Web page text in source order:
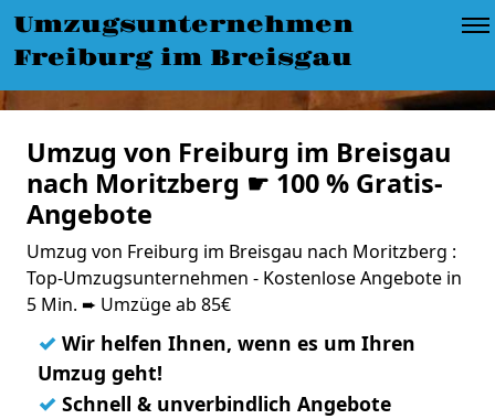
Umzugsunternehmen
Freiburg im Breisgau
Umzug von Freiburg im Breisgau
nach Moritzberg ☛ 100 % Gratis-
Angebote
Umzug von Freiburg im Breisgau nach Moritzberg :
Top-Umzugsunternehmen - Kostenlose Angebote in
5 Min. ➨ Umzüge ab 85€
✓ Wir helfen Ihnen, wenn es um Ihren
Umzug geht!
✓ Schnell & unverbindlich Angebote